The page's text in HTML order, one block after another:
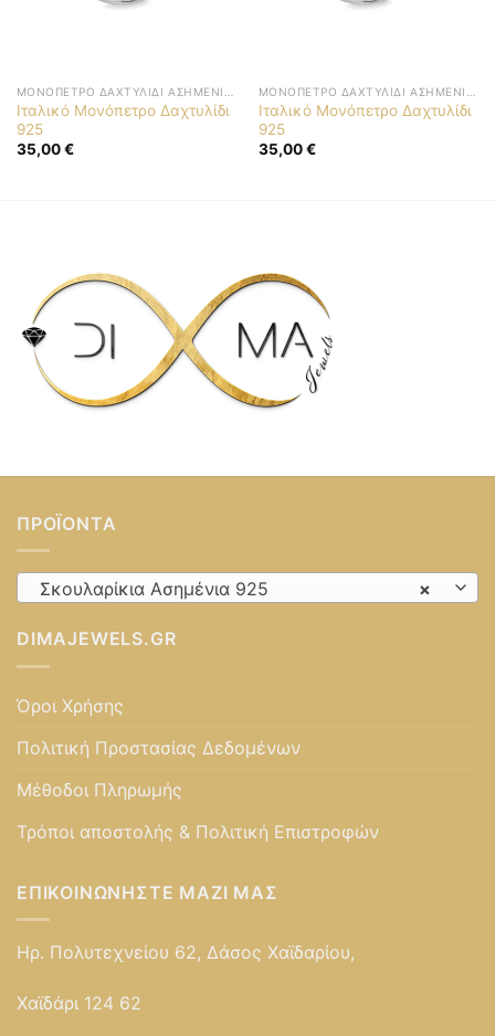
Ιταλικό Μονόπετρο Δαχτυλίδι
925
35,00€
Ιταλικό Μονόπετρο Δαχτυλίδι
925
35,00€
ΠΡΟΪΌΝΤΑ
×
Σκουλαρίκια Ασημένια 925
DIMAJEWELS.GR
Όροι Χρήσης
Πολιτική Προστασίας Δεδομένων
Μέθοδοι Πληρωμής
Τρόποι αποστολής & Πολιτική Επιστροφών
ΕΠΙΚΟΙΝΩΝΉΣΤΕ ΜΑΖΊ ΜΑΣ
Ηρ. Πολυτεχνείου 62, Δάσος Χαϊδαρίου,
Χαϊδάρι 124 62